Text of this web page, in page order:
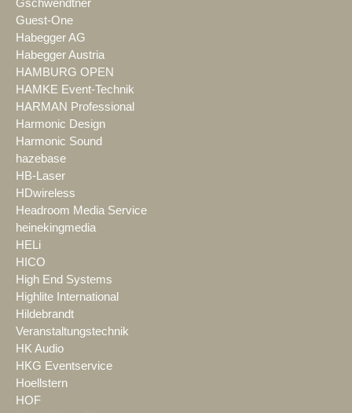
Gschwendtner
Guest-One
Habegger AG
Habegger Austria
HAMBURG OPEN
HAMKE Event-Technik
HARMAN Professional
Harmonic Design
Harmonic Sound
hazebase
HB-Laser
HDwireless
Headroom Media Service
heinekingmedia
HELi
HICO
High End Systems
Highlite International
Hildebrandt
Veranstaltungstechnik
HK Audio
HKG Eventservice
Hoellstern
HOF